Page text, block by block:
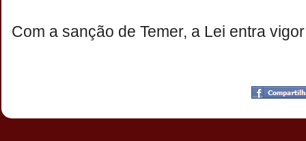
Com a sanção de Temer, a Lei entra
20:06